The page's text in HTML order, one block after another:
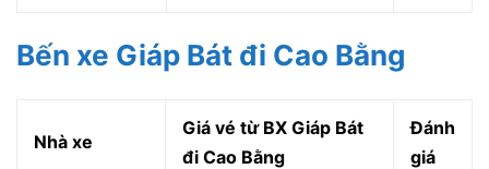
Bến xe Giáp Bát đi Cao Bằng
Nhà xe
Giá vé từ BX Giáp Bát
đi Cao Bằng
Đánh
giá